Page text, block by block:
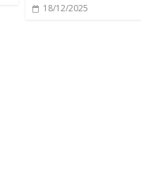
18/12/2025